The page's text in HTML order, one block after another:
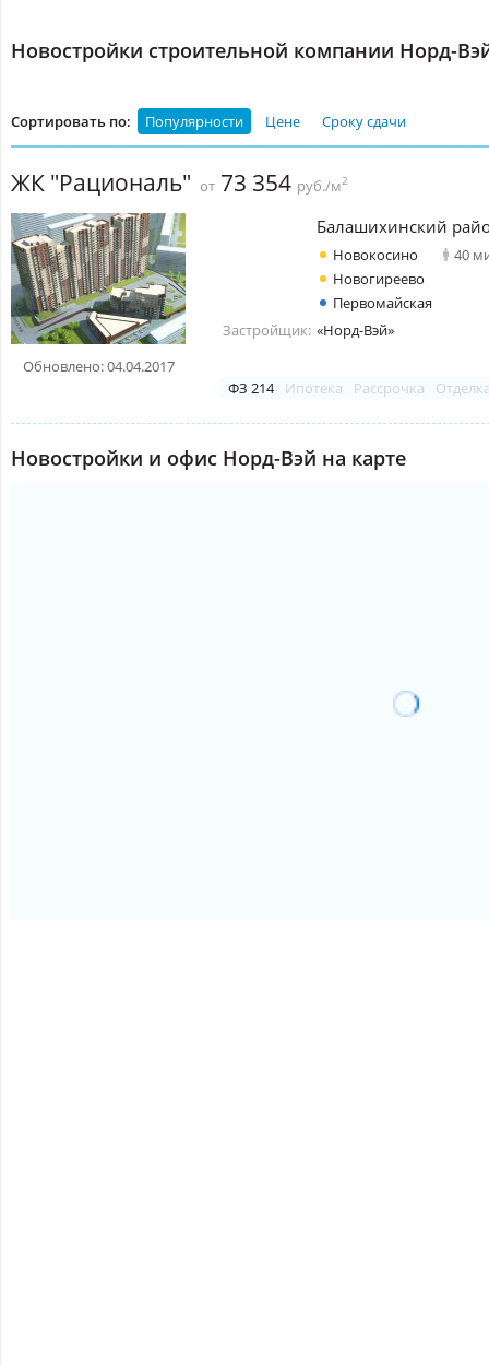
Новостройки строительной компании Норд-
Сортировать по: Популярности Цене Сроку сдачи
ЖК "Рациональ" от 73 354 руб./м2
Обновлено: 04.04.2017
Балашихинский
Новокосино
40
Новогиреево
Первомайская
Застройщик: «Норд-Вэй»
ФЗ 214 Ипотека Рассрочка
Новостройки и офис Норд-Вэй на карте